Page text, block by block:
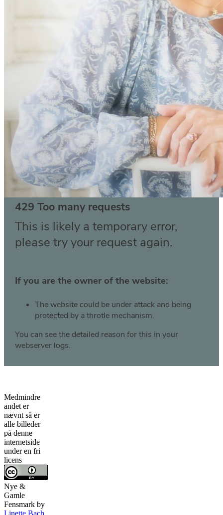
Medmindre
andet er
nævnt så er
alle billeder
på denne
internetside
under en fri
licens
Nye &
Gamle
Fensmark by